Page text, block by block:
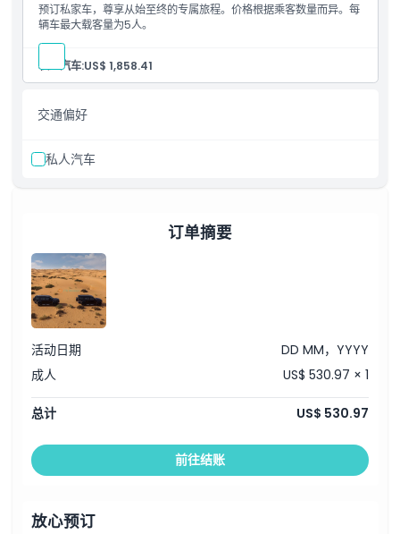
预订私家车，尊享从始至终的专属旅程。价格根据乘客数量而异。每
辆车最大载客量为5人。
私人汽车:US$ 1,858.41
交通偏好
私人汽车
订单摘要
活动日期
DD MM，YYYY
成人
US$ 530.97 × 1
总计 US$ 530.97
前往结账
放心预订